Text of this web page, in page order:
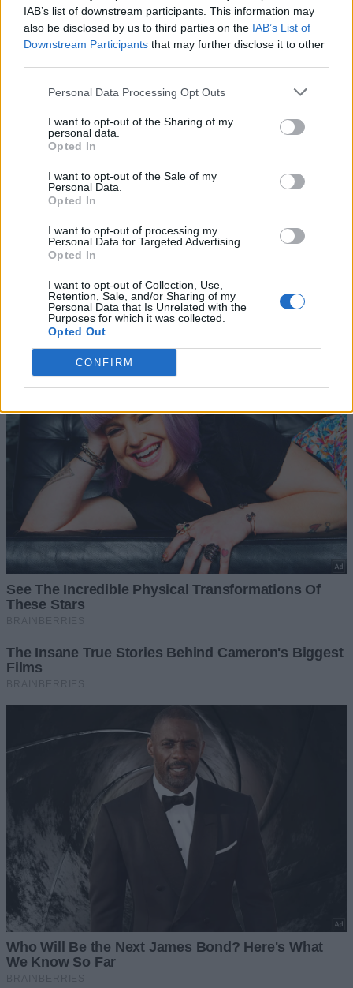
IAB’s list of downstream participants. This information may
also be disclosed by us to third parties on the IAB’s List of
Downstream Participants that may further disclose it to other
Personal Data Processing Opt Outs
I want to opt-out of the Sharing of my
personal data.
Opted In
I want to opt-out of the Sale of my
Personal Data.
Opted In
I want to opt-out of processing my
Personal Data for Targeted Advertising.
Opted In
I want to opt-out of Collection, Use,
Retention, Sale, and/or Sharing of my
Personal Data that Is Unrelated with the
Purposes for which it was collected.
Opted Out
CONFIRM